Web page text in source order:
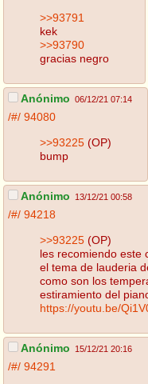
>>93791
kek
>>93790
gracias negro
Anónimo 06/12/21 07:14
/#/ 94080
>>93225 (OP)
bump
Anónimo 13/12/21 00:58
/#/ 94218
>>93225 (OP)
les recomiendo este
el tema de lauderia
como son los
estiramiento del
https://youtu.be/
Anónimo 15/12/21 20:16
/#/ 94291